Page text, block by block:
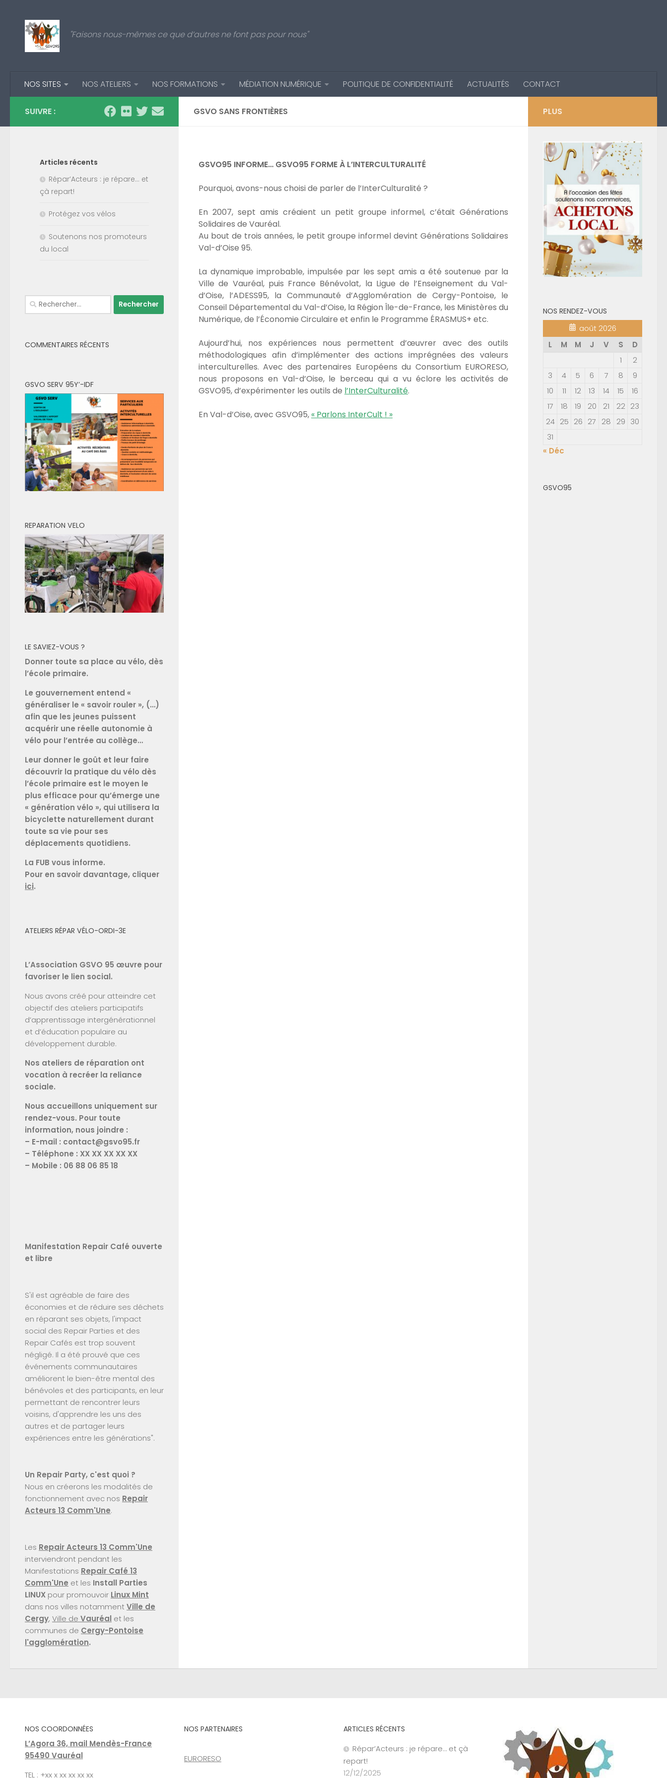
"Faisons nous-mêmes ce que d’autres ne font pas pour nous"
NOS SITES NOS ATELIERS NOS FORMATIONS MÉDIATION NUMÉRIQUE POLITIQUE DE CONFIDENTIALITÉ ACTUALITÉS CONTACT
GSVO SANS FRONTIÈRES
GSVO95 INFORME… GSVO95 FORME À L’INTERCULTURALITÉ
Pourquoi, avons-nous choisi de parler de l’InterCulturalité ?
En 2007, sept amis créaient un petit groupe informel, c’était Générations
Solidaires de Vauréal.
Au bout de trois années, le petit groupe informel devint Générations Solidaires
Val-d’Oise 95.
La dynamique improbable, impulsée par les sept amis a été soutenue par la
Ville de Vauréal, puis France Bénévolat, la Ligue de l’Enseignement du Val-
d’Oise, l’ADESS95, la Communauté d’Agglomération de Cergy-Pontoise, le
Conseil Départemental du Val-d’Oise, la Région Île-de-France, les Ministères du
Numérique, de l’Économie Circulaire et enfin le Programme ÉRASMUS+ etc.
Aujourd’hui, nos expériences nous permettent d’œuvrer avec des outils
méthodologiques afin d’implémenter des actions imprégnées des valeurs
interculturelles. Avec des partenaires Européens du Consortium EURORESO,
nous proposons en Val-d’Oise, le berceau qui a vu éclore les activités de
GSVO95, d’expérimenter les outils de l’InterCulturalité.
En Val-d’Oise, avec GSVO95, « Parlons InterCult ! »
SUIVRE :
Articles récents
Répar’Acteurs : je répare… et
çà repart!
Protégez vos vélos
Soutenons nos promoteurs
du local
Rechercher :
COMMENTAIRES RÉCENTS
GSVO SERV 95Y’-IDF
REPARATION VELO
LE SAVIEZ-VOUS ?
Donner toute sa place au vélo, dès
l’école primaire.
Le gouvernement entend «
généraliser le « savoir rouler », (…)
afin que les jeunes puissent
acquérir une réelle autonomie à
vélo pour l’entrée au collège…
Leur donner le goût et leur faire
découvrir la pratique du vélo dès
l’école primaire est le moyen le
plus efficace pour qu’émerge une
« génération vélo », qui utilisera la
bicyclette naturellement durant
toute sa vie pour ses
déplacements quotidiens.
La FUB vous informe.
Pour en savoir davantage, cliquer
ici.
ATELIERS RÉPAR VÉLO-ORDI-3E
L’Association GSVO 95 œuvre pour
favoriser le lien social.
Nous avons créé pour atteindre cet
objectif des ateliers participatifs
d’apprentissage intergénérationnel
et d’éducation populaire au
développement durable.
Nos ateliers de réparation ont
vocation à recréer la reliance
sociale.
Nous accueillons uniquement sur
rendez-vous. Pour toute
information, nous joindre :
– E-mail : contact@gsvo95.fr
– Téléphone : XX XX XX XX XX
– Mobile : 06 88 06 85 18
Manifestation Repair Café ouverte
et libre
S'il est agréable de faire des
économies et de réduire ses déchets
en réparant ses objets, l'impact
social des Repair Parties et des
Repair Cafés est trop souvent
négligé. Il a été prouvé que ces
événements communautaires
améliorent le bien-être mental des
bénévoles et des participants, en leur
permettant de rencontrer leurs
voisins, d'apprendre les uns des
autres et de partager leurs
expériences entre les générations".
Un Repair Party, c'est quoi ?
Nous en créerons les modalités de
fonctionnement avec nos Repair
Acteurs 13 Comm'Une.
Les Repair Acteurs 13 Comm'Une
interviendront pendant les
Manifestations Repair Café 13
Comm'Une et les Install Parties
LINUX pour promouvoir Linux Mint
dans nos villes notamment Ville de
Cergy, Ville de Vauréal et les
communes de Cergy-Pontoise
l'agglomération.
PLUS
NOS RENDEZ-VOUS
août 2026
L
M M J V S
D
1
2
3
4 5 6 7 8
9
10
11 12 13 14 15
16
17
18 19 20 21 22 23
24 25 26 27 28 29 30
31
« Déc
GSVO95
NOS COORDONNÉES
L’Agora 36, mail Mendès-France
95490 Vauréal
TEL : +xx x xx xx xx xx
NOS PARTENAIRES
EURORESO
ARTICLES RÉCENTS
Répar’Acteurs : je répare… et çà
repart!
12/12/2025